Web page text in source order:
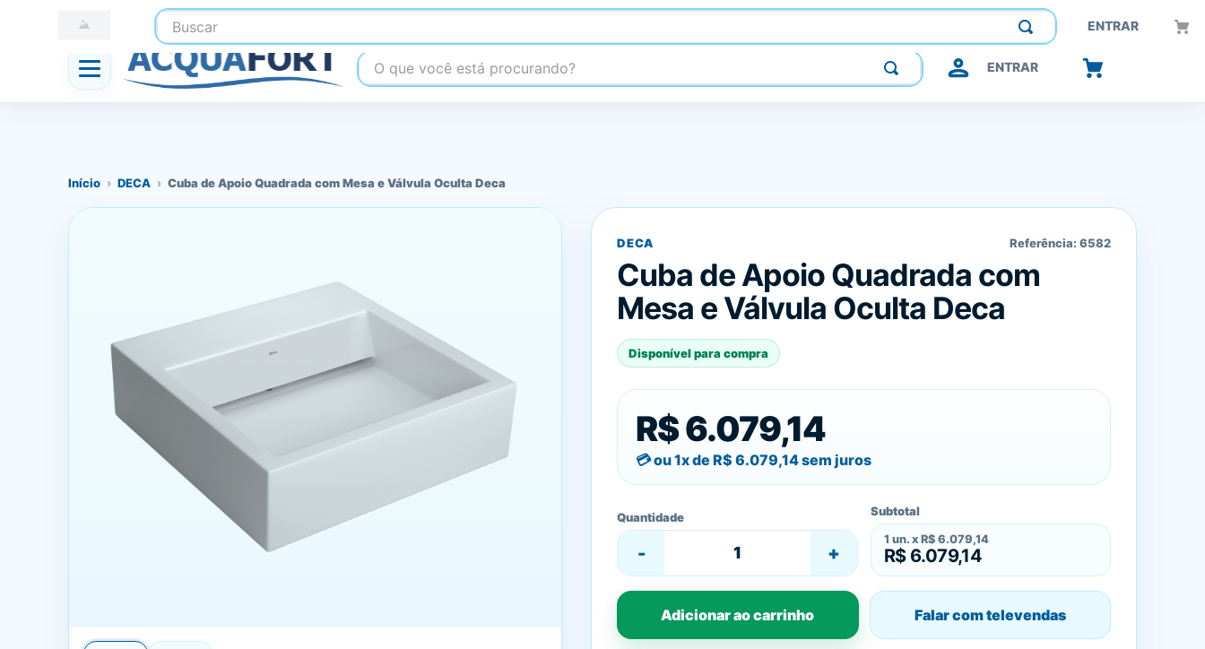
Buscar ENTRAR
☎ (41) 3247-1199 Construindo confiança, inovando o futuro.
O que você está procurando? ENTRAR
Início › DECA › Cuba de Apoio Quadrada com Mesa e Válvula Oculta Deca
DECA Referência: 6582
Cuba de Apoio Quadrada com
Mesa e Válvula Oculta Deca
Disponível para compra
R$ 6.079,14
ou 1x de R$ 6.079,14sem juros
Quantidade
- +
Subtotal
1 un. x R$ 6.079,14
R$ 6.079,14
Adicionar ao carrinho Falar com televendas